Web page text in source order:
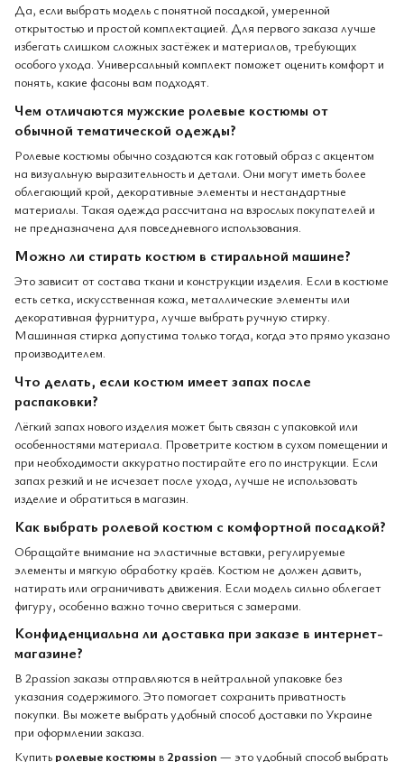
Да, если выбрать модель с понятной посадкой, умеренной
открытостью и простой комплектацией. Для первого заказа лучше
избегать слишком сложных застёжек и материалов, требующих
особого ухода. Универсальный комплект поможет оценить комфорт и
понять, какие фасоны вам подходят.
Чем отличаются мужские ролевые костюмы от
обычной тематической одежды?
Ролевые костюмы обычно создаются как готовый образ с акцентом
на визуальную выразительность и детали. Они могут иметь более
облегающий крой, декоративные элементы и нестандартные
материалы. Такая одежда рассчитана на взрослых покупателей и
не предназначена для повседневного использования.
Можно ли стирать костюм в стиральной машине?
Это зависит от состава ткани и конструкции изделия. Если в костюме
есть сетка, искусственная кожа, металлические элементы или
декоративная фурнитура, лучше выбрать ручную стирку.
Машинная стирка допустима только тогда, когда это прямо указано
производителем.
Что делать, если костюм имеет запах после
распаковки?
Лёгкий запах нового изделия может быть связан с упаковкой или
особенностями материала. Проветрите костюм в сухом помещении и
при необходимости аккуратно постирайте его по инструкции. Если
запах резкий и не исчезает после ухода, лучше не использовать
изделие и обратиться в магазин.
Как выбрать ролевой костюм с комфортной посадкой?
Обращайте внимание на эластичные вставки, регулируемые
элементы и мягкую обработку краёв. Костюм не должен давить,
натирать или ограничивать движения. Если модель сильно облегает
фигуру, особенно важно точно свериться с замерами.
Конфиденциальна ли доставка при заказе в интернет-
магазине?
В 2passion заказы отправляются в нейтральной упаковке без
указания содержимого. Это помогает сохранить приватность
покупки. Вы можете выбрать удобный способ доставки по Украине
при оформлении заказа.
Купить ролевые костюмы в 2passion — это удобный способ выбрать